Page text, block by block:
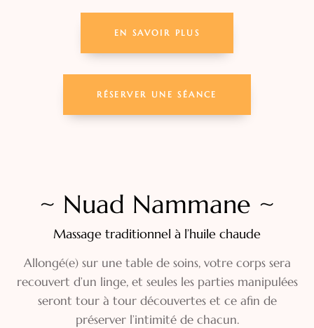
EN SAVOIR PLUS
RÉSERVER UNE SÉANCE
~ Nuad Nammane ~
Massage traditionnel à l’huile chaude
Allongé(e) sur une table de soins, votre corps sera
recouvert d’un linge, et seules les parties manipulées
seront tour à tour découvertes et ce afin de
préserver l’intimité de chacun.